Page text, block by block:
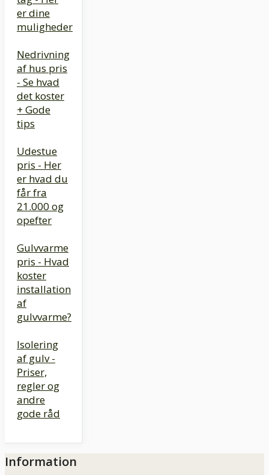
er dine
muligheder
Nedrivning
af hus pris
- Se hvad
det koster
+ Gode
tips
Udestue
pris - Her
er hvad du
får fra
21.000 og
opefter
Gulvvarme
pris - Hvad
koster
installation
af
gulvvarme?
Isolering
af gulv -
Priser,
regler og
andre
gode råd
Information